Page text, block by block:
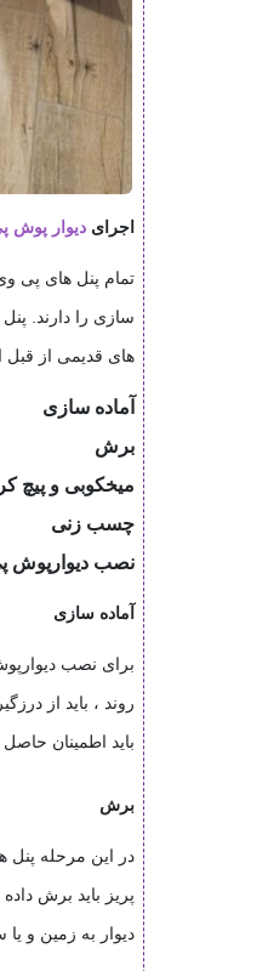
اجرایدیوار
تمام پنل های پی
سازی را دارند.
های قدیمی از
آماده سازی
برش
میخکوبی و پیچ
چسب زنی
نصب دیوارپوش
آماده سازی
برای نصب
روند ، باید از
باید اطمینان حاصل شود که سطح دما از 60 درجه سانتی گراد تجاوز نمی کند. مهمتر
برش
در این مرحله پنل
پریز باید برش
دیوار به زمین و